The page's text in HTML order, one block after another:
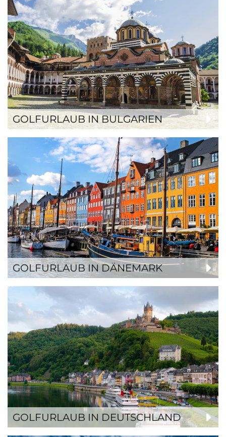
GOLFURLAUB IN BULGARIEN
GOLFURLAUB IN DÄNEMARK
GOLFURLAUB IN DEUTSCHLAND